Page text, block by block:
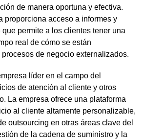
de manera oportuna y efectiva.
proporciona acceso a informes y
permite a los clientes tener una
real de cómo se están
de negocio externalizados.
líder en el campo del
de atención al cliente y otros
La empresa ofrece una plataforma
al cliente altamente personalizable,
outsourcing en otras áreas clave del
de la cadena de suministro y la